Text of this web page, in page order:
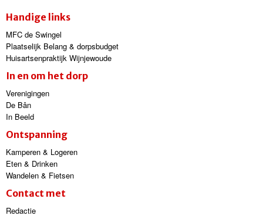
Handige links
MFC de Swingel
Plaatselijk Belang & dorpsbudget
Huisartsenpraktijk Wijnjewoude
In en om het dorp
Verenigingen
De Bân
In Beeld
Ontspanning
Kamperen & Logeren
Eten & Drinken
Wandelen & Fietsen
Contact met
Redactie